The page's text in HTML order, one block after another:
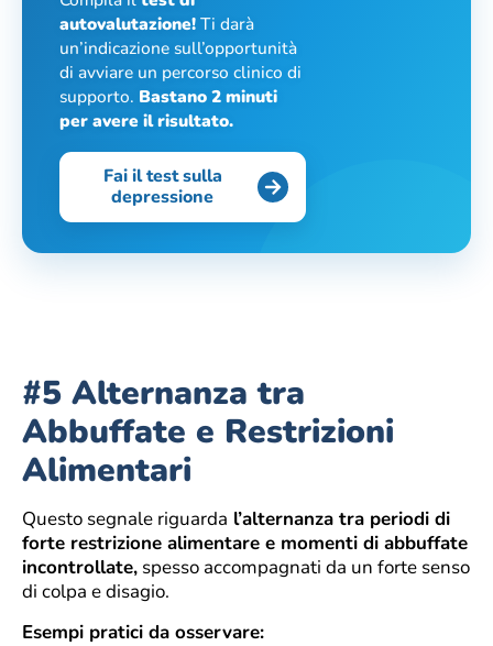
autovalutazione!Ti darà
un’indicazione sull’opportunità
di avviare un percorso clinico di
supporto. Bastano 2 minuti
per avere il risultato.
Fai il test sulla
depressione
#5 Alternanza tra
Abbuffate e Restrizioni
Alimentari
Questo segnale riguarda l’alternanza tra periodi di
forte restrizione alimentare e momenti di abbuffate
incontrollate, spesso accompagnati da un forte senso
di colpa e disagio.
Esempi pratici da osservare: